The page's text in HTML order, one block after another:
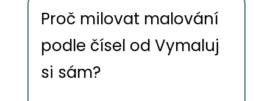
Proč milovat malování
podle čísel od Vymaluj
si sám?